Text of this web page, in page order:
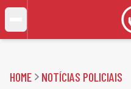
HOME NOTÍCIAS POLICIAIS